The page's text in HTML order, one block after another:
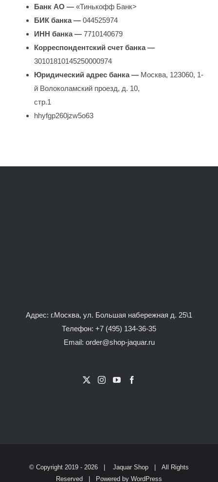
Банк АО —«Тинькофф Банк>
БИК банка —044525974
ИНН банка —7710140679
Корреспондентский счет банка —
30101810145250000974
Юридический адрес банка —Москва, 123060, 1-
й Волоколамский проезд, д. 10,
стр.1
hhyfgp260jzw5o63
Адрес: г.Москва, ул. Большая набережная д. 25\1
Телефон: +7 (495) 134-36-35
Email: order@shop-jaquar.ru
© Copyright 2019 - 2026 | Jaquar Shop | All Rights
Reserved | Powered by WordPress